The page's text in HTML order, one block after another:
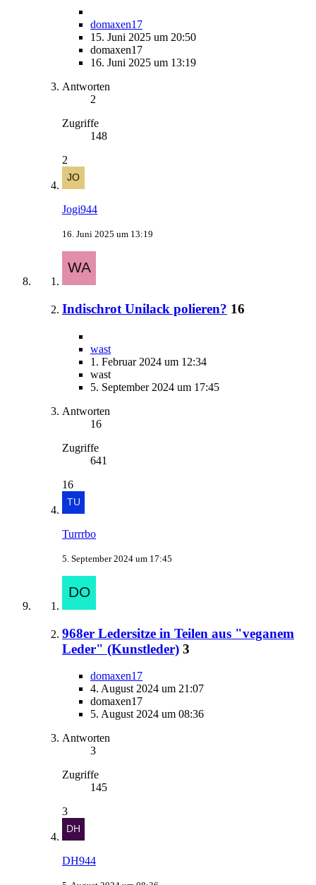
domaxen17
15. Juni 2025 um 20:50
domaxen17
16. Juni 2025 um 13:19
Antworten
2
Zugriffe
148
2
Jogi944
16. Juni 2025 um 13:19
Indischrot Unilack polieren? 16
wast
1. Februar 2024 um 12:34
wast
5. September 2024 um 17:45
Antworten
16
Zugriffe
641
16
Turrrbo
5. September 2024 um 17:45
968er Ledersitze in Teilen aus "veganem
Leder" (Kunstleder) 3
domaxen17
4. August 2024 um 21:07
domaxen17
5. August 2024 um 08:36
Antworten
3
Zugriffe
145
3
DH944